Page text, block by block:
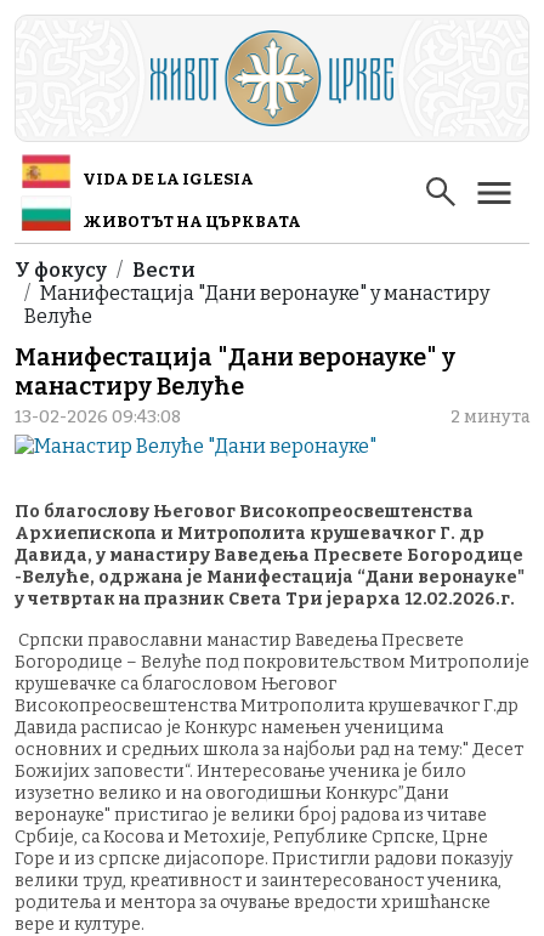
Skip to main content
VIDA DE LA IGLESIA
ЖИВОТЪТ НА ЦЪРКВАТА
Breadcrumb
У фокусу
Вести
Манифестација "Дани веронауке" у манастиру
Велуће
Манифестација "Дани веронауке" у
манастиру Велуће
13-02-2026 09:43:08 2 минута
По благослову Његовог Високопреосвештенства
Архиепископа и Митрополита крушевачког Г. др
Давида, у манастиру Ваведења Пресвете Богородице
-Велуће, одржана је Манифестација “Дани веронауке"
у четвртак на празник Света Три јерарха 12.02.2026.г.
Српски православни манастир Ваведења Пресвете
Богородице – Велуће под покровитељством Митрополије
крушевачке са благословом Његовог
Високопреосвештенства Митрополита крушевачког Г.др
Давида расписао је Конкурс намењен ученицима
основних и средњих школа за најбољи рад на тему:" Десет
Божијих заповести“. Интересовање ученика је било
изузетно велико и на овогодишњи Конкурс”Дани
веронауке" пристигао је велики број радова из читаве
Србије, са Косова и Метохије, Републике Српске, Црне
Горе и из српске дијасопоре. Пристигли радови показују
велики труд, креативност и заинтересованост ученика,
родитеља и ментора за очување вредости хришћанске
вере и културе.